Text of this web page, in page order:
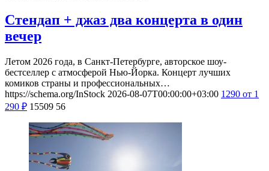
Стендап + джаз два концерта в один
вечер
Летом 2026 года, в Санкт-Петербурге, авторское шоу-
бестселлер с атмосферой Нью-Йорка. Концерт лучших
комиков страны и профессиональных…
https://schema.org/InStock 2026-08-07T00:00:00+03:00 1290 от 1
290 ₽ 15509 56